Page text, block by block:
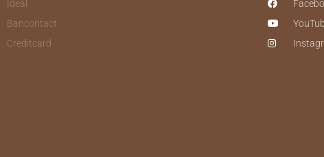
Ideal
Bancontact
Creditcard